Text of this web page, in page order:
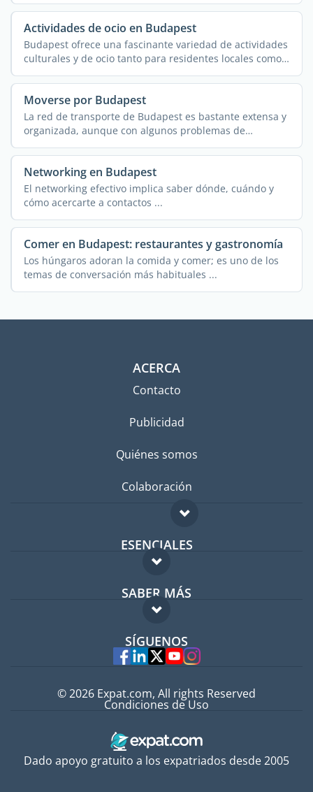
Actividades de ocio en Budapest
Budapest ofrece una fascinante variedad de actividades
culturales y de ocio tanto para residentes locales como
...
Moverse por Budapest
La red de transporte de Budapest es bastante extensa y
organizada, aunque con algunos problemas de
puntualidad ...
Networking en Budapest
El networking efectivo implica saber dónde, cuándo y
cómo acercarte a contactos ...
Comer en Budapest: restaurantes y gastronomía
Los húngaros adoran la comida y comer; es uno de los
temas de conversación más habituales ...
ACERCA
Contacto
Publicidad
Quiénes somos
Colaboración
ESENCIALES
Foro para expatriados
Guía para expatriados
Trabajos en el extranjero
SABER MÁS
FAQ
Expertos
SÍGUENOS
Dado apoyo gratuito a los expatriados desde 2005
© 2026 Expat.com, All rights Reserved
Condiciones de Uso